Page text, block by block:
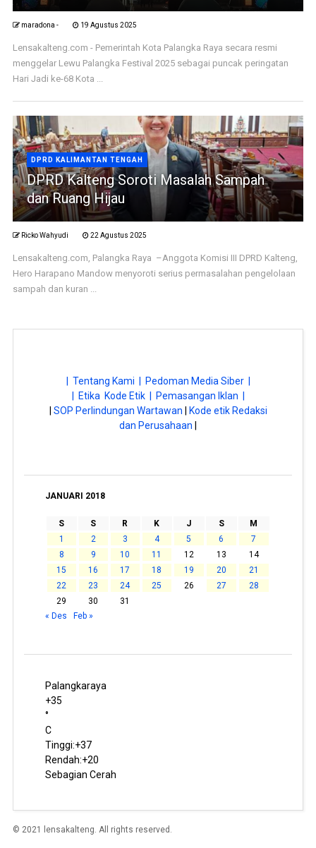
maradona - 19 Agustus 2025
Lensakalteng.com - Pemerintah Kota Palangka Raya secara resmi
menggelar Lewu Palangka Festival 2025 sebagai puncak peringatan
Hari Jadi ke-68 Kota ...
DPRD KALIMANTAN TENGAH
DPRD Kalteng Soroti Masalah Sampah
dan Ruang Hijau
Ricko Wahyudi 22 Agustus 2025
Lensakalteng.com, Palangka Raya –Anggota Komisi III DPRD Kalteng,
Hero Harapano Mandow menyoroti serius permasalahan pengelolaan
sampah dan kuran ...
| Tentang Kami |
Pedoman Media Siber |
| Etika Kode Etik |
Pemasangan Iklan |
SOP Perlindungan Wartawan
Kode etik Redaksi
dan Perusahaan
JANUARI 2018
S S R K J S
M
1
2 3 4 5 6
7
8
9 10 11 12 13
14
15
16 17 18 19 20
21
22
23 24 25 26 27
28
29
30
31
« Des
Feb »
Palangkaraya
+35
°
C
Tinggi:+37
Rendah:+20
Sebagian Cerah
© 2021 lensakalteng. All rights reserved.